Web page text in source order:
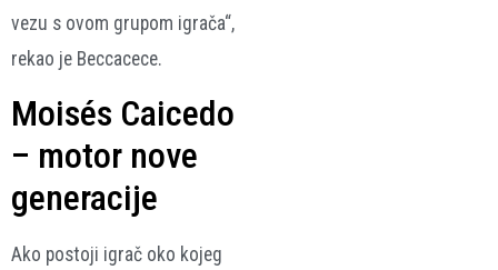
vezu s ovom grupom igrača“,
rekao je Beccacece.
Moisés Caicedo
– motor nove
generacije
Ako postoji igrač oko kojeg